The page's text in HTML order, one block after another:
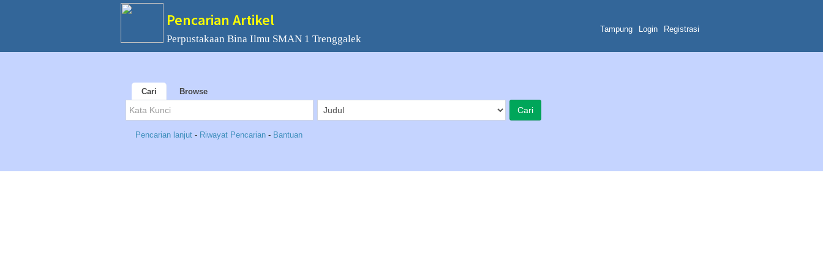
Pencarian Artikel
Perpustakaan Bina Ilmu SMAN 1 Trenggalek
Tampung Login Registrasi
Cari Browse
Pencarian lanjut - Riwayat Pencarian - Bantuan